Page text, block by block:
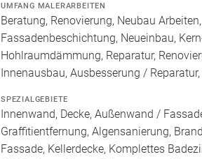
UMFANG MALERARBEITEN
Beratung, Renovierung, Neubau
Fassadenbeschichtung, Neueinbau,
Hohlraumdämmung, Reparatur,
Innenausbau, Ausbesserung /
SPEZIALGEBIETE
Innenwand, Decke, Außenwand /
Graffitientfernung, Algensanierung,
Fassade, Kellerdecke, Komplettes